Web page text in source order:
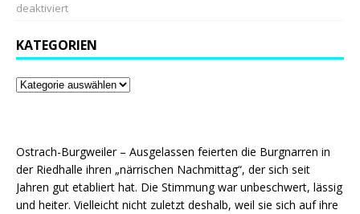
deaktiviert
KATEGORIEN
Ostrach-Burgweiler – Ausgelassen feierten die Burgnarren in
der Riedhalle ihren „närrischen Nachmittag“, der sich seit
Jahren gut etabliert hat. Die Stimmung war unbeschwert, lässig
und heiter. Vielleicht nicht zuletzt deshalb, weil sie sich auf ihre